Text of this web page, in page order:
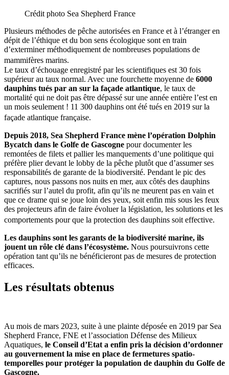
Crédit photo Sea Shepherd France
Plusieurs méthodes de pêche autorisées en France et à l’étranger en
dépit de l’éthique et du bon sens écologique sont en train
d’exterminer méthodiquement de nombreuses populations de
mammifères marins.
Le taux d’échouage enregistré par les scientifiques est 30 fois
supérieur au taux normal. Avec une fourchette moyenne de 6000
dauphins tués par an sur la façade atlantique, le taux de
mortalité qui ne doit pas être dépassé sur une année entière l’est en
un mois seulement ! 11 300 dauphins ont été tués en 2019 sur la
façade atlantique française.
Depuis 2018, Sea Shepherd France mène l’opération Dolphin
Bycatch dans le Golfe de Gascogne pour documenter les
remontées de filets et pallier les manquements d’une politique qui
préfère plier devant le lobby de la pêche plutôt que d’assumer ses
responsabilités de garante de la biodiversité. Pendant le pic des
captures, nous passons nos nuits en mer, aux côtés des dauphins
sacrifiés sur l’autel du profit, afin qu’ils ne meurent pas en vain et
que ce drame qui se joue loin des yeux, soit enfin mis sous les feux
des projecteurs afin de faire évoluer la législation, les solutions et les
comportements pour que la protection des dauphins soit effective.
Les dauphins sont les garants de la biodiversité marine, ils
jouent un rôle clé dans l’écosystème. Nous poursuivrons cette
opération tant qu’ils ne bénéficieront pas de mesures de protection
efficaces.
Les résultats obtenus
Au mois de mars 2023, suite à une plainte déposée en 2019 par Sea
Shepherd France, FNE et l’association Défense des Milieux
Aquatiques, le Conseil d’Etat a enfin pris la décision d’ordonner
au gouvernement la mise en place de fermetures spatio-
temporelles pour protéger la population de dauphin du Golfe de
Gascogne.